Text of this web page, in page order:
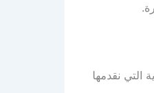
التي نقدمها